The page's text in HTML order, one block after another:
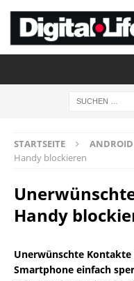
STARTSEITE ANDROID
Handy blockieren
Handy
Unerwünschte
Smartphone einfach